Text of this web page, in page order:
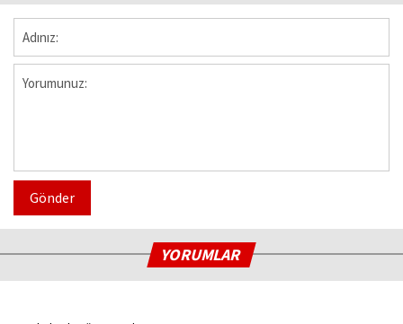
Gönder
YORUMLAR